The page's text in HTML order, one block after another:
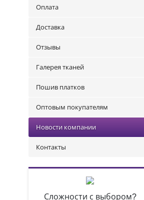
Оплата
Доставка
Отзывы
Галерея тканей
Пошив платков
Оптовым покупателям
Новости компании
Контакты
Сложности с выбором?